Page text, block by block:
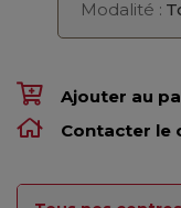
Modalité :
Ajouter au
Contacter le